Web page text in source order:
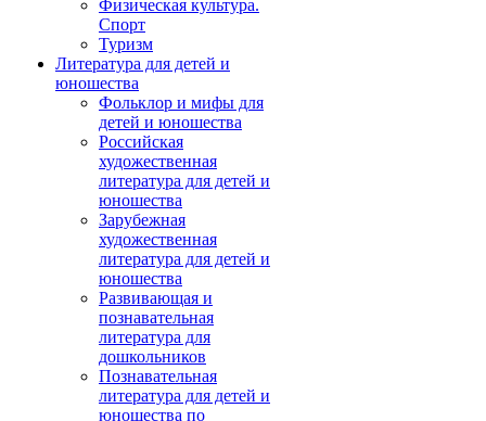
Физическая культура.
Спорт
Туризм
Литература для детей и
юношества
Фольклор и мифы для
детей и юношества
Российская
художественная
литература для детей и
юношества
Зарубежная
художественная
литература для детей и
юношества
Развивающая и
познавательная
литература для
дошкольников
Познавательная
литература для детей и
юношества по